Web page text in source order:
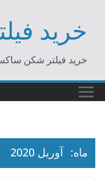
contentخرید
خرید فیلتر شکن
ماه: آوریل 2020